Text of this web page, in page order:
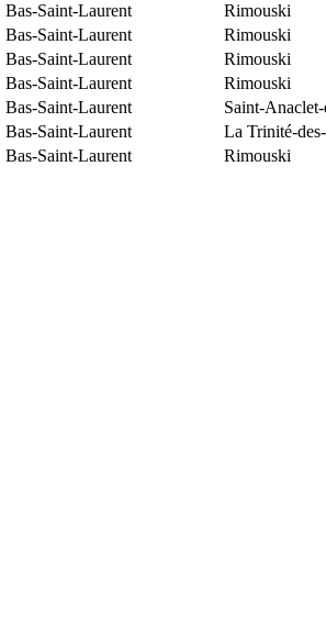
Bas-Saint-Laurent
Rimouski
Bas-Saint-Laurent
Rimouski
Bas-Saint-Laurent
Rimouski
Bas-Saint-Laurent
Rimouski
Bas-Saint-Laurent
Saint-
Bas-Saint-Laurent
La Trinité-
Bas-Saint-Laurent Rimouski